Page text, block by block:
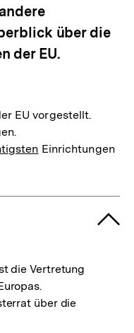
über die
der EU.
EU vorgestellt.
Einrichtungen
die Vertretung
über die